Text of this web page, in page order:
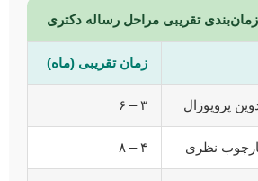
زمان تقریبی (ماه)
پروپوزال ۳ – ۶
نظری ۴ – ۸